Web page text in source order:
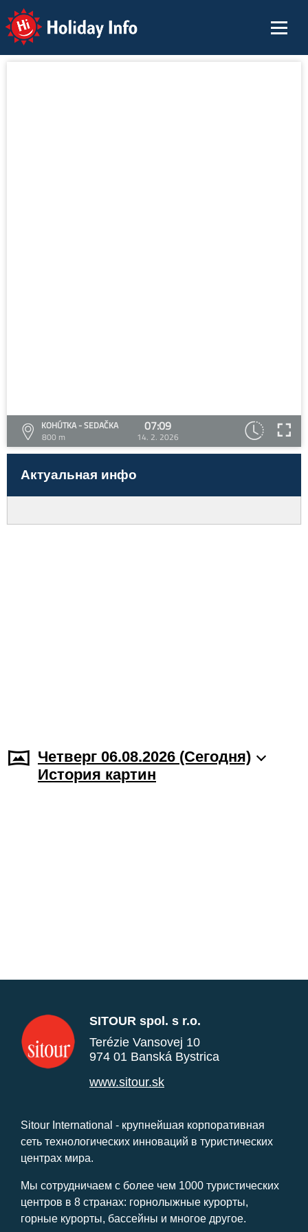
Holiday Info
KOHÚTKA - SEDAČKA
800 m
07:09
14. 2. 2026
Актуальная инфо
Четверг 06.08.2026 (Cегодня)
История картин
SITOUR spol. s r.o.
Terézie Vansovej 10
974 01 Banská Bystrica
www.sitour.sk
Sitour International - крупнейшая корпоративная
сеть технологических инноваций в туристических
центрах мира.
Мы сотрудничаем с более чем 1000 туристических
центров в 8 странах: горнолыжные курорты,
горные курорты, бассейны и многое другое.